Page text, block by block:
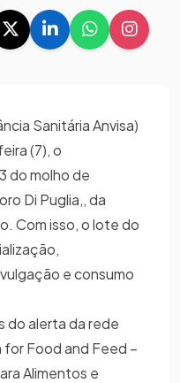
Sanitária Anvisa)
(7), o
do molho de
Di Puglia,, da
Com isso, o lote do
e consumo
do alerta da rede
for Food and Feed –
Alimentos e